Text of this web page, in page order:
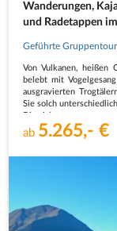
Wanderungen,
und Radetappen
Geführte Gruppentour
Von Vulkanen, heißen
belebt mit
ausgravierten
Sie solch
ab 5.265,- €